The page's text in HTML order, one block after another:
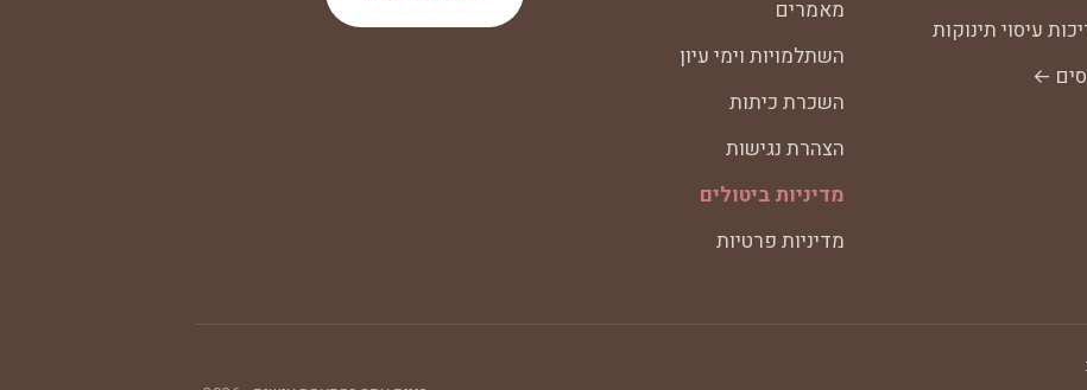
עיסוי תינוקות
←
מאמרים
השתלמויות וימי עיון
השכרת כיתות
הצהרת נגישות
מדיניות ביטולים
מדיניות פרטיות